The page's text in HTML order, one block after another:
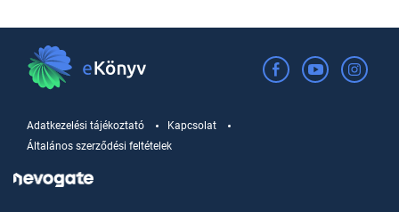
Adatkezelési tájékoztató
Kapcsolat
Általános szerződési feltételek